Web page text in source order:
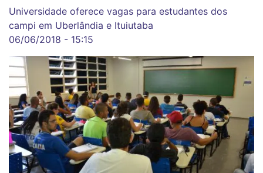
Universidade oferece vagas para estudantes dos
campi em Uberlândia e Ituiutaba
06/06/2018 - 15:15